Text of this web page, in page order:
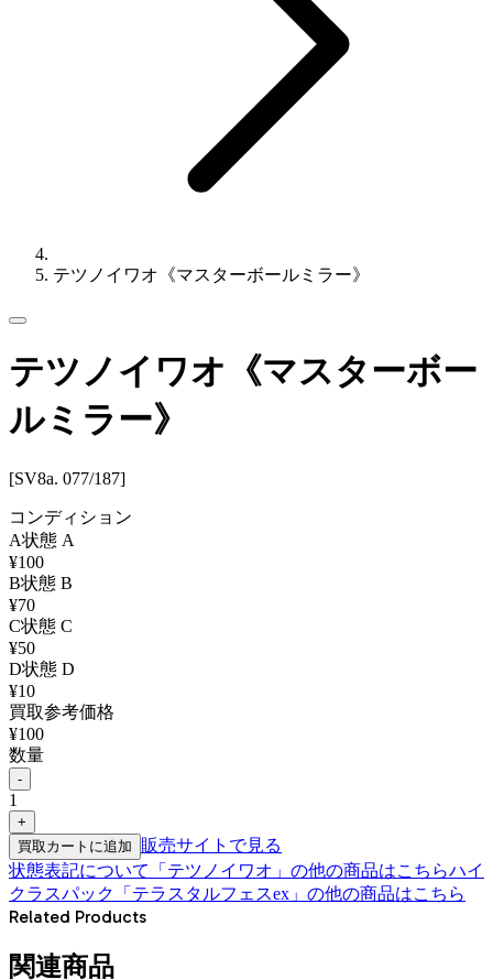
テツノイワオ《マスターボールミラー》
テツノイワオ《マスターボー
ルミラー》
[SV8a. 077/187]
コンディション
A状態 A
¥100
B状態 B
¥70
C状態 C
¥50
D状態 D
¥10
買取参考価格
¥100
数量
-
1
+
買取カートに追加
販売サイトで見る
状態表記について
「 テツノイワオ 」の他の商品はこちらハイ
クラスパック「テラスタルフェスex」 の他の商品はこちら
Related Products
関連商品